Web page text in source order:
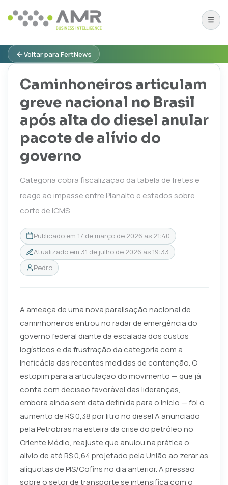
Voltar para FertNews
Caminhoneiros articulam
greve nacional no Brasil
após alta do diesel anular
pacote de alívio do
governo
Categoria cobra fiscalização da tabela de fretes e
reage ao impasse entre Planalto e estados sobre
corte de ICMS
Publicado em 17 de março de 2026 às 21:40
Atualizado em 31 de julho de 2026 às 19:33
Pedro
A ameaça de uma nova paralisação nacional de
caminhoneiros entrou no radar de emergência do
governo federal diante da escalada dos custos
logísticos e da frustração da categoria com a
ineficácia das recentes medidas de contenção. O
estopim para a articulação do movimento — que já
conta com decisão favorável das lideranças,
embora ainda sem data definida para o início — foi o
aumento de R$ 0,38 por litro no diesel A anunciado
pela Petrobras na esteira da crise do petróleo no
Oriente Médio, reajuste que anulou na prática o
alívio de até R$ 0,64 projetado pela União ao zerar as
alíquotas de PIS/Cofins no dia anterior. A pressão
sobre o setor de transporte se intensifica com o